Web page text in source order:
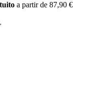
a partir de 87,90 €